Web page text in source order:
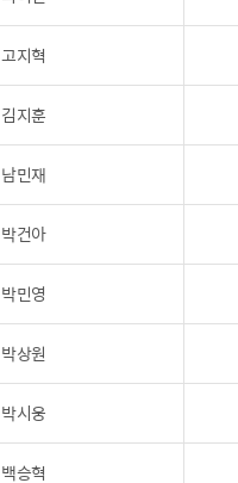
고지혁
김지훈
남민재
박건아
박민영
박상원
박시웅
백승혁